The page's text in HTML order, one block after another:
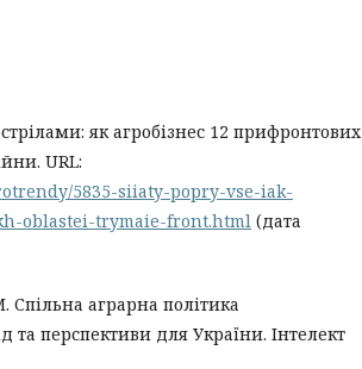
як агробізнес 12 прифронтових
URL:
5835-siiaty-popry-vse-iak-
oblastei-trymaie-front.html (дата
аграрна політика
та перспективи для України. Інтелект